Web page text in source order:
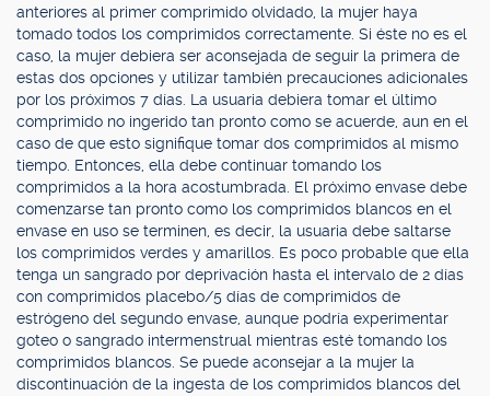
anteriores al primer comprimido olvidado, la mujer haya
tomado todos los comprimidos correctamente. Si éste no es el
caso, la mujer debiera ser aconsejada de seguir la primera de
estas dos opciones y utilizar también precauciones adicionales
por los próximos 7 días. La usuaria debiera tomar el último
comprimido no ingerido tan pronto como se acuerde, aun en el
caso de que esto signifique tomar dos comprimidos al mismo
tiempo. Entonces, ella debe continuar tomando los
comprimidos a la hora acostumbrada. El próximo envase debe
comenzarse tan pronto como los comprimidos blancos en el
envase en uso se terminen, es decir, la usuaria debe saltarse
los comprimidos verdes y amarillos. Es poco probable que ella
tenga un sangrado por deprivación hasta el intervalo de 2 días
con comprimidos placebo/5 días de comprimidos de
estrógeno del segundo envase, aunque podría experimentar
goteo o sangrado intermenstrual mientras esté tomando los
comprimidos blancos. Se puede aconsejar a la mujer la
discontinuación de la ingesta de los comprimidos blancos del